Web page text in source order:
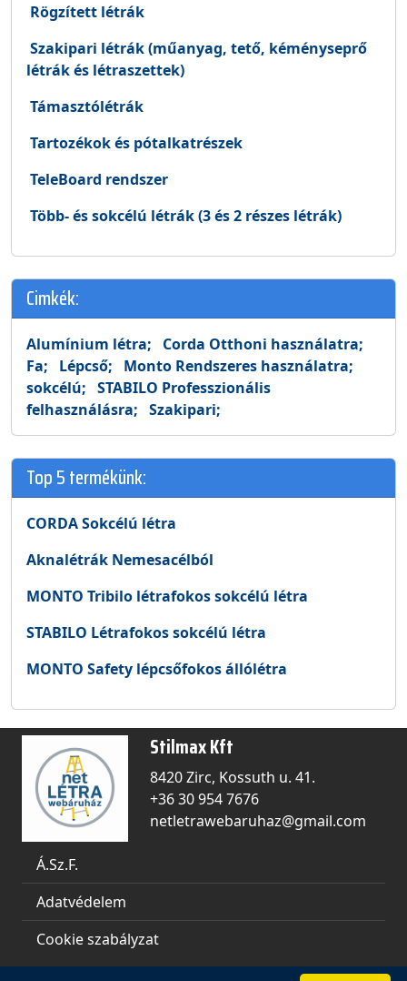
Rögzített létrák
Szakipari létrák (műanyag, tető, kéményseprő
létrák és létraszettek)
Támasztólétrák
Tartozékok és pótalkatrészek
TeleBoard rendszer
Több- és sokcélú létrák (3 és 2 részes létrák)
Cimkék:
Alumínium létra;
Corda Otthoni használatra;
Fa;
Lépcső;
Monto Rendszeres használatra;
sokcélú; STABILO Professzionális
felhasználásra; Szakipari;
Top 5 termékünk:
CORDA Sokcélú létra
Aknalétrák Nemesacélból
MONTO Tribilo létrafokos sokcélú létra
STABILO Létrafokos sokcélú létra
MONTO Safety lépcsőfokos állólétra
Stilmax Kft
8420 Zirc, Kossuth u. 41.
+36 30 954 7676
netletrawebaruhaz@gmail.com
Á.Sz.F.
Adatvédelem
Cookie szabályzat